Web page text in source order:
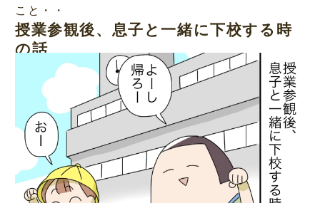
こと・・
授業参観後、息子と一緒に下校する時
の話